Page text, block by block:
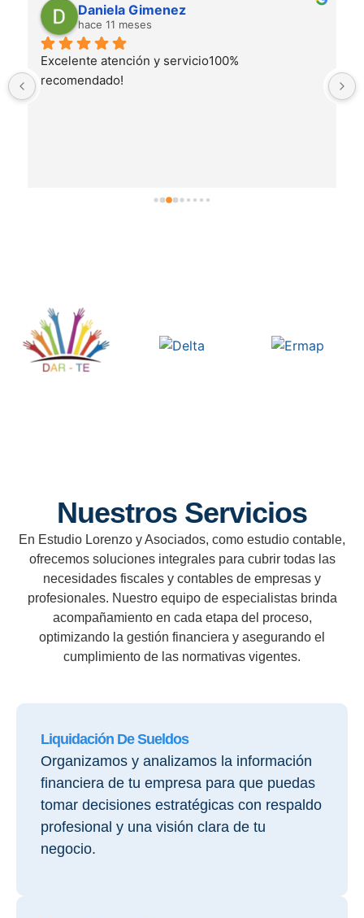
Daniela Gimenez
hace 11 meses
Excelente atención y servicio100%
recomendado!
Nuestros Servicios
En Estudio Lorenzo y Asociados, como estudio contable,
ofrecemos soluciones integrales para cubrir todas las
necesidades fiscales y contables de empresas y
profesionales. Nuestro equipo de especialistas brinda
acompañamiento en cada etapa del proceso,
optimizando la gestión financiera y asegurando el
cumplimiento de las normativas vigentes.
Liquidación De Sueldos
Organizamos y analizamos la información
financiera de tu empresa para que puedas
tomar decisiones estratégicas con respaldo
profesional y una visión clara de tu
negocio.